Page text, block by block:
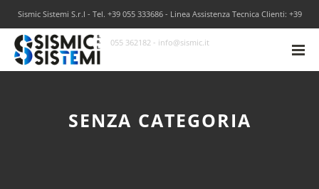
Sismic Sistemi S.r.l - Tel. +39 055 333686 - Linea Assistenza Tecnica Clienti: +39
055 362182 - info@sismic.it
SENZA CATEGORIA